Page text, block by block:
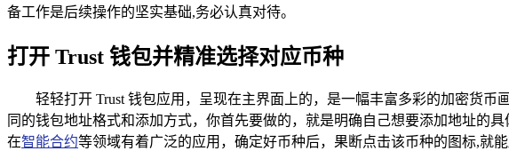
备工作是后续操作的坚实基础,务必认真对待。
打开 Trust 钱包并精准选择对应币种
轻轻打开 Trust 钱包应用，呈现在主界面上的，是一幅丰富多彩的加密货
同的钱包地址格式和添加方式，你首先要做的，就是明确自己想要添加地址的
在智能合约等领域有着广泛的应用，确定好币种后，果断点击该币种的图标,就